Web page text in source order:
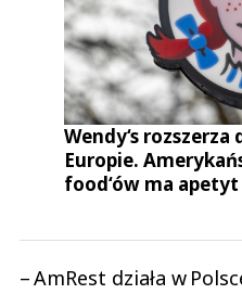
Wendy‘s rozszerza
Europie.
food‘ów ma apetyt
– AmRest działa w